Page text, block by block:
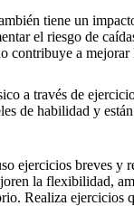
tiene un
el riesgo de
a
a través de
de habilidad y
ejercicios breves y
la flexibilidad,
Realiza ejercicios